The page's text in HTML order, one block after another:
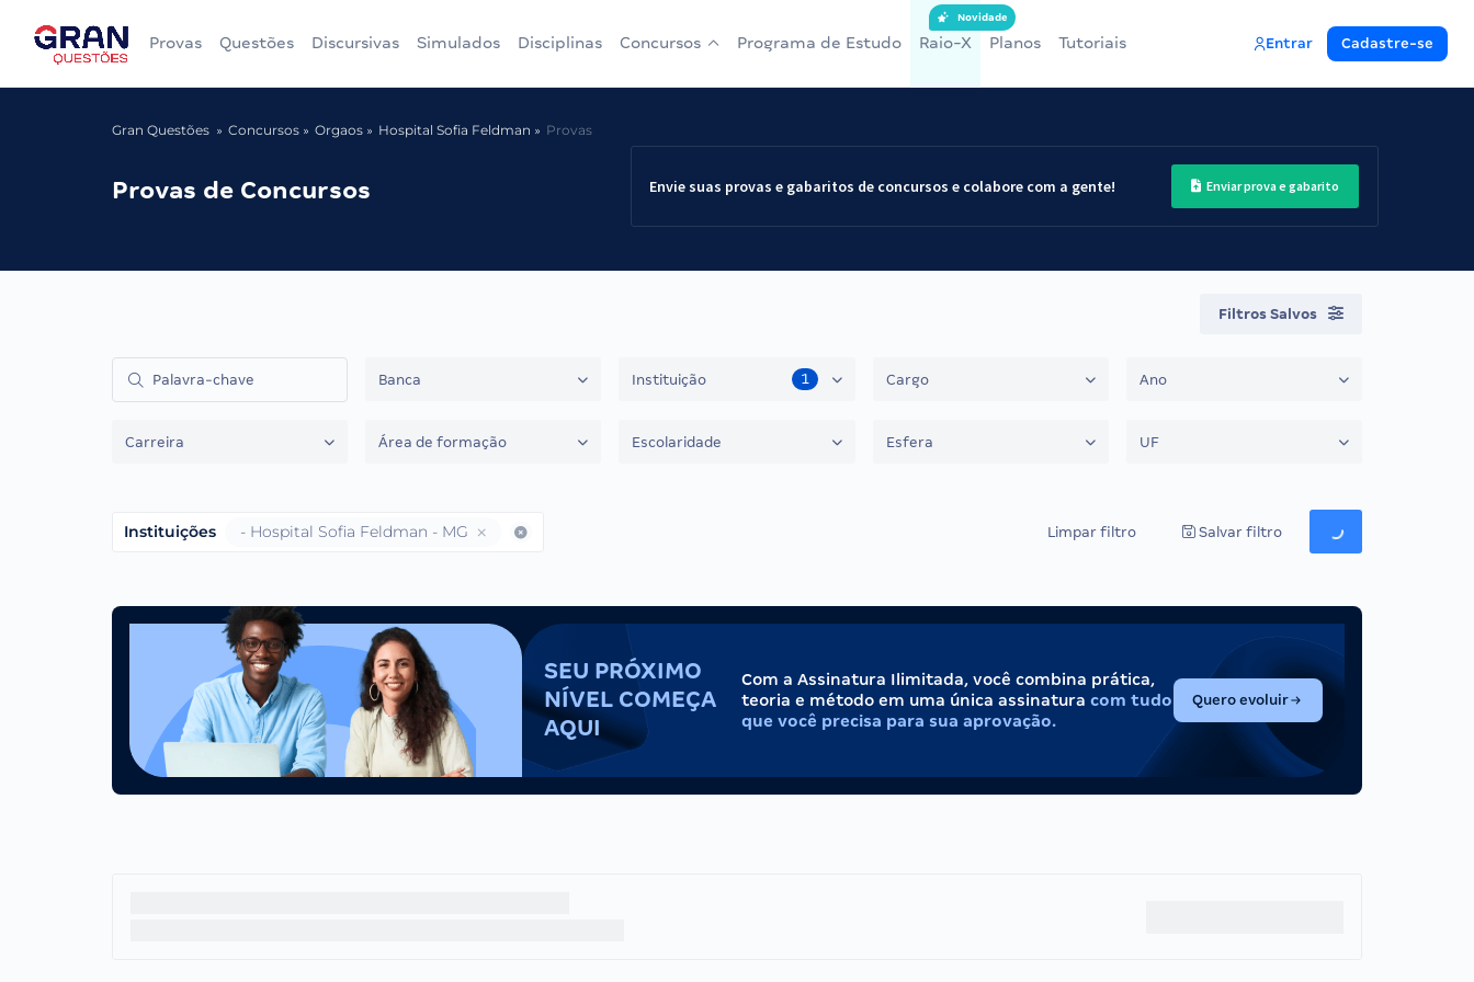
Provas Questões Discursivas Simulados Disciplinas Concursos Programa de Estudo Raio-X
Novidade
Planos Tutoriais Entrar Cadastre-se
Gran Questões Concursos Orgaos Hospital Sofia Feldman Provas
Provas de Concursos Envie suas provas e gabaritos de concursos e colabore com a gente! Enviar prova e gabarito
Filtros Salvos
Banca Instituição 1 Cargo Ano
Carreira Área de formação Escolaridade Esfera UF
Instituições - Hospital Sofia Feldman - MG Limpar filtro Salvar filtro
SEU PRÓXIMO
NÍVEL COMEÇA
AQUI
Com a Assinatura Ilimitada, você combina prática,
teoria e método em uma única assinatura com tudo
que você precisa para sua aprovação.
Quero evoluir(abre em nova aba)